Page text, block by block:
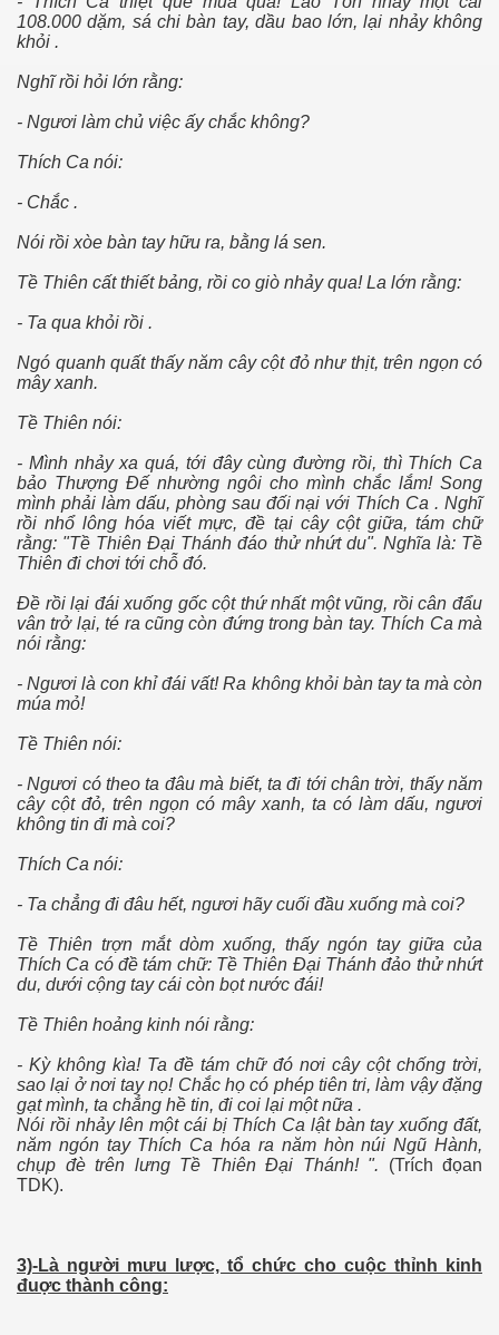
108.000 dặm, sá chi bàn tay, dầu bao lớn, lại nhảy không
khỏi .
Nghĩ rồi hỏi lớn rằng:
- Ngươi làm chủ việc ấy chắc không?
Thích Ca nói:
- Chắc .
Nói rồi xòe bàn tay hữu ra, bằng lá sen.
Tề Thiên cất thiết bảng, rồi co giò nhảy qua! La lớn rằng:
- Ta qua khỏi rồi .
Ngó quanh quất thấy năm cây cột đỏ như thịt, trên ngọn có
mây xanh.
Tề Thiên nói:
- Mình nhảy xa quá, tới đây cùng đường rồi, thì Thích Ca
bảo Thượng Ðế nhường ngôi cho mình chắc lắm! Song
mình phải làm dấu, phòng sau đối nại với Thích Ca . Nghĩ
rồi nhổ lông hóa viết mực, đề tại cây cột giữa, tám chữ
rằng: "Tề Thiên Ðại Thánh đáo thử nhứt du". Nghĩa là: Tề
Thiên đi chơi tới chỗ đó.
Ðề rồi lại đái xuống gốc cột thứ nhất một vũng, rồi cân đẩu
vân trở lại, té ra cũng còn đứng trong bàn tay. Thích Ca mà
nói rằng:
- Ngươi là con khỉ đái vất! Ra không khỏi bàn tay ta mà còn
múa mỏ!
Tề Thiên nói:
- Ngươi có theo ta đâu mà biết, ta đi tới chân trời, thấy năm
cây cột đỏ, trên ngọn có mây xanh, ta có làm dấu, ngươi
không tin đi mà coi?
Thích Ca nói:
- Ta chẳng đi đâu hết, ngươi hãy cuối đầu xuống mà coi?
Tề Thiên trợn mắt dòm xuống, thấy ngón tay giữa của
Thích Ca có đề tám chữ: Tề Thiên Ðại Thánh đảo thử nhứt
du, dưới cộng tay cái còn bọt nước đái!
Tề Thiên hoảng kinh nói rằng:
- Kỳ không kìa! Ta đề tám chữ đó nơi cây cột chống trời,
sao lại ở nơi tay nọ! Chắc họ có phép tiên tri, làm vậy đặng
gạt mình, ta chẳng hề tin, đi coi lại một nữa .
Nói rồi nhảy lên một cái bị Thích Ca lật bàn tay xuống đất,
năm ngón tay Thích Ca hóa ra năm hòn núi Ngũ Hành,
chụp đè trên lưng Tề Thiên Ðại Thánh! ". (Trích đọan
TDK).
3)-Là người mưu lược, tổ chức cho cuộc thỉnh kinh
đuợc thành công:
Cửu Long
giá